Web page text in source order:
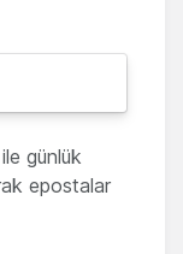
günlük
epostalar